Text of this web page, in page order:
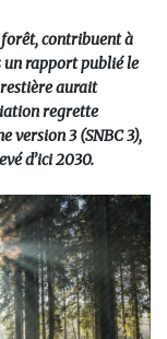
contribuent à
rapport publié le
aurait
regrette
version 3 (SNBC 3),
d’ici 2030.